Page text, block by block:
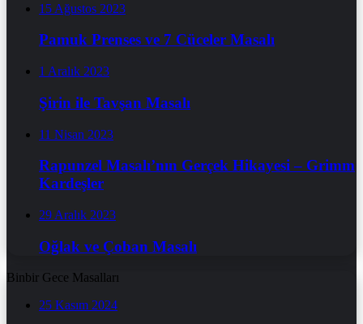
15 Ağustos 2023
Pamuk Prenses ve 7 Cüceler Masalı
1 Aralık 2023
Şirin ile Tavşan Masalı
11 Nisan 2023
Rapunzel Masalı’nın Gerçek Hikayesi – Grimm
Kardeşler
29 Aralık 2023
Oğlak ve Çoban Masalı
Binbir Gece Masalları
25 Kasım 2024